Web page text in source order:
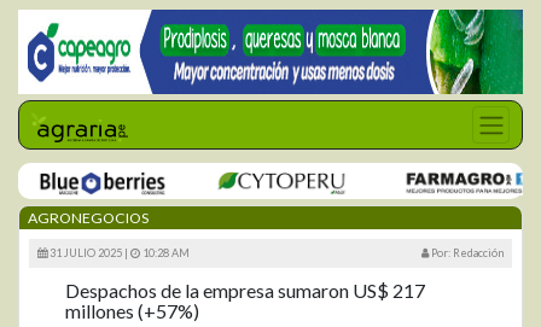
AGRONEGOCIOS
31 JULIO 2025 | 10:28 AM Por: Redacción
Despachos de la empresa sumaron US$ 217
millones (+57%)